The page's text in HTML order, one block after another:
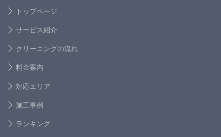
トップページ
サービス紹介
クリーニングの流れ
料金案内
対応エリア
施工事例
ランキング